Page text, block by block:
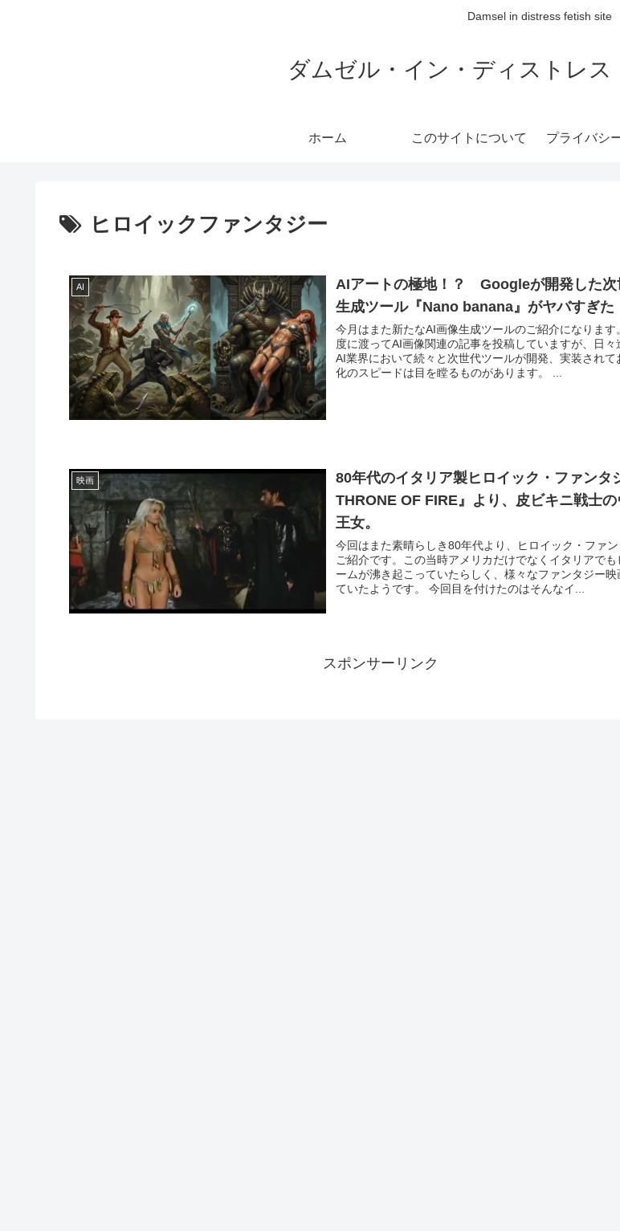
Damsel in distress fetish site
ダムゼル・イン・ディストレ
ホーム このサイトについて プライバシ
ヒロイックファンタジー
AI
AIアートの極地！？ Googleが開発した次
生成ツール『Nano banana』がヤバすぎた
今月はまた新たなAI画像生成ツールのご紹介になります
度に渡ってAI画像関連の記事を投稿していますが、日々
AI業界において続々と次世代ツールが開発、実装されて
映画
80年代のイタリア製ヒロイック・ファンタ
THRONE OF FIRE』より、皮ビキニ戦士の
王女。
今回はまた素晴らしき80年代より、ヒロイック・ファ
ご紹介です。この当時アメリカだけでなくイタリアで
ームが沸き起こっていたらしく、様々なファンタジー
ていたようです。 今回目を付けたのはそんなイ...
スポンサーリンク